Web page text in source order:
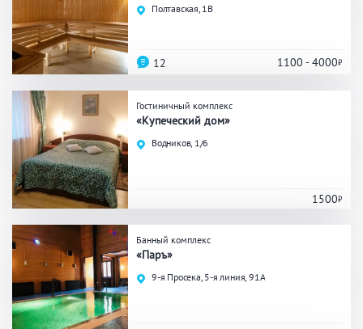
Круглосуточно
Банный комплекс
Аква-зона
Джакузи
Бассейн
Обливная кадушка
Развлечения
Бильярд
Полтавская, 1В
1100 - 4000
12
Гостиничный комплекс
«Купеческий дом»
Водников, 1/6
1500
Банный комплекс
«Паръ»
9-я Просека, 5-я линия, 91А